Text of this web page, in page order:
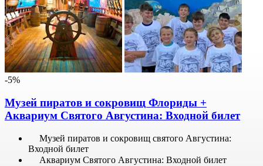
-5%
Музей пиратов и сокровищ Флориды +
Аквариум Святого Августина: Входной билет
Музей пиратов и сокровищ святого Августина:
Входной билет
Аквариум Святого Августина: Входной билет